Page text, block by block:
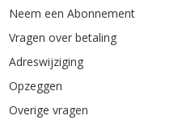
Neem een Abonnement
Vragen over betaling
Adreswijziging
Opzeggen
Overige vragen